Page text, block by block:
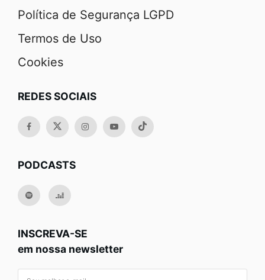
Política de Segurança LGPD
Termos de Uso
Cookies
REDES SOCIAIS
PODCASTS
INSCREVA-SE
em nossa newsletter